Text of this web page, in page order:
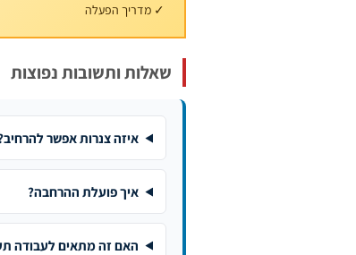
✓ מדריך הפעלה
שאלות ותשובות נפוצות
איזה צנרות אפשר
איך פועלת ההרחבה?
האם זה מתאים לעבודה